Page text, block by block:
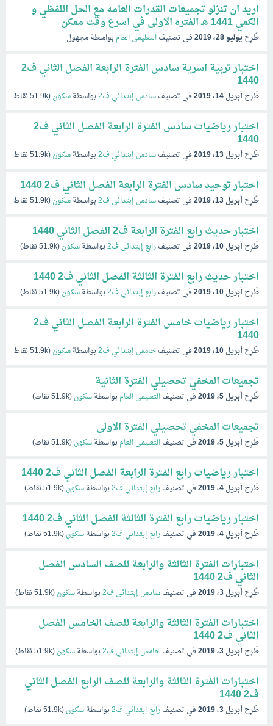
اريد ان تنزلو تجميعات القدرات العامه مع الحل اللفظي و
الكمي 1441 هـ الفتره الاولى في اسرع وقت ممكن
طُرِحيوليو 28، 2019 في تصنيفالتعليمي العامبواسطةمجهول
اختبار تربية اسرية سادس الفترة الرابعة الفصل الثاني ف2
1440
طُرِحأبريل 14، 2019 في تصنيفسادس إبتدائي ف2 بواسطةسكون(
51.9kنقاط)
اختبار رياضيات سادس الفترة الرابعة الفصل الثاني ف2
1440
طُرِحأبريل 13، 2019 في تصنيفسادس إبتدائي ف2 بواسطةسكون(
51.9kنقاط)
اختبار توحيد سادس الفترة الرابعة الفصل الثاني ف2 1440
طُرِحأبريل 13، 2019 في تصنيفسادس إبتدائي ف2 بواسطةسكون(
51.9kنقاط)
اختبار حديث رابع الفترة الرابعة ف2 الفصل الثاني 1440
طُرِحأبريل 10، 2019 في تصنيفرابع إبتدائي ف2 بواسطةسكون(
51.9kنقاط)
اختبار حديث رابع الفترة الثالثة الفصل الثاني ف2 1440
طُرِحأبريل 10، 2019 في تصنيفرابع إبتدائي ف2 بواسطةسكون(
51.9kنقاط)
اختبار رياضيات خامس الفترة الرابعة الفصل الثاني ف2
1440
طُرِحأبريل 10، 2019 في تصنيفخامس إبتدائي ف2 بواسطةسكون(
51.9kنقاط)
تجميعات المخفي تحصيلي الفترة الثانية
طُرِحأبريل 5، 2019 في تصنيفالتعليمي العامبواسطةسكون(
51.9kنقاط)
تجميعات المخفي تحصيلي الفترة الاولى
طُرِحأبريل 5، 2019 في تصنيفالتعليمي العامبواسطةسكون(
51.9kنقاط)
اختبار رياضيات رابع الفترة الرابعة الفصل الثاني ف2 1440
طُرِحأبريل 4، 2019 في تصنيفرابع إبتدائي ف2 بواسطةسكون(
51.9kنقاط)
اختبار رياضيات رابع الفترة الثالثة الفصل الثاني ف2 1440
طُرِحأبريل 4، 2019 في تصنيفرابع إبتدائي ف2 بواسطةسكون(
51.9kنقاط)
اختبارات الفترة الثالثة والرابعة للصف السادس الفصل
الثاني ف2 1440
طُرِحأبريل 3، 2019 في تصنيفسادس إبتدائي ف2 بواسطةسكون(
51.9kنقاط)
اختبارات الفترة الثالثة والرابعة للصف الخامس الفصل
الثاني ف2 1440
طُرِحأبريل 3، 2019 في تصنيفخامس إبتدائي ف2 بواسطةسكون(
51.9kنقاط)
اختبارات الفترة الثالثة والرابعة للصف الرابع الفصل الثاني
ف2 1440
طُرِحأبريل 3، 2019 في تصنيفرابع إبتدائي ف2 بواسطةسكون(
51.9kنقاط)